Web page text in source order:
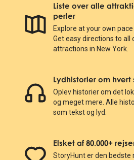
Liste over alle
perler
Explore at your own
Get easy directions to all
attractions in New York.
Lydhistorier om hvert
Oplev historier om det
og meget mere. Alle
som tekst og lyd.
Elsket af 80.000+
StoryHunt er den bedste